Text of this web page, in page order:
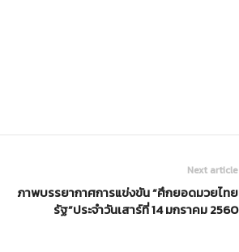
Next article
ภาพบรรยากาศการแข่งขัน “ศึกยอดมวยไทย
รัฐ”ประจำวันเสาร์ที่ 14 มกราคม 2560